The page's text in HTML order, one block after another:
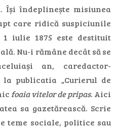
Își îndeplinește misiunea
care ridică suspiciunile
iulie 1875 este destituit
Nu-i rămâne decât să se
an, caredactor-
publicatia „Curierul de
foaia vitelor de pripas. Aici
sa gazetărească. Scrie
teme sociale, politice sau